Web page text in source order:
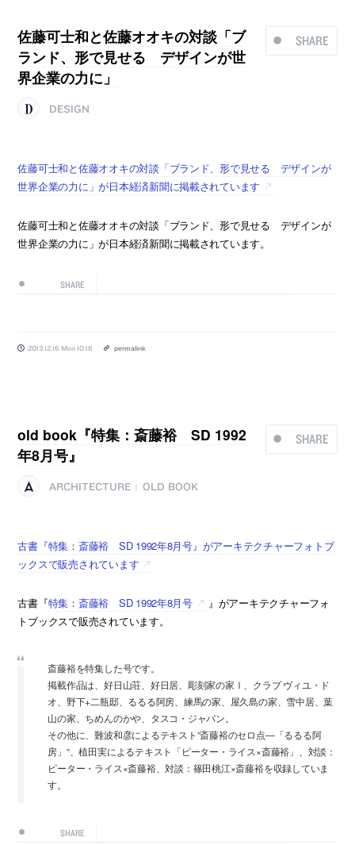
SHARE
佐藤可士和と佐藤オオキの対談「ブ
ランド、形で見せる デザインが世
界企業の力に」
DESIGN
佐藤可士和と佐藤オオキの対談「ブランド、形で見せる デザインが
世界企業の力に」が日本経済新聞に掲載されています
佐藤可士和と佐藤オオキの対談「ブランド、形で見せる デザインが
世界企業の力に」が日本経済新聞に掲載されています。
SHARE
2013.12.16 Mon 10:16 permalink
SHARE
old book『特集：斎藤裕 SD 1992
年8月号』
ARCHITECTURE OLD BOOK
古書『特集：斎藤裕 SD 1992年8月号』がアーキテクチャーフォトブ
ックスで販売されています
古書『特集：斎藤裕 SD 1992年8月号
』がアーキテクチャーフォ
トブックスで販売されています。
斎藤裕を特集した号です。
掲載作品は、好日山荘、好日居、彫刻家の家Ⅰ、クラブ ヴィユ・ド
オ、野下+二瓶邸、るるる阿房、練馬の家、屋久島の家、雪中居、葉
山の家、ちめんのかや、タスコ・ジャパン。
その他に、難波和彦によるテキスト”斎藤裕のセロ点―「るるる阿
房」”、植田実によるテキスト「ピーター・ライス×斎藤裕」、対談：
ピーター・ライス×斎藤裕、対談：篠田桃江×斎藤裕を収録していま
す。
SHARE